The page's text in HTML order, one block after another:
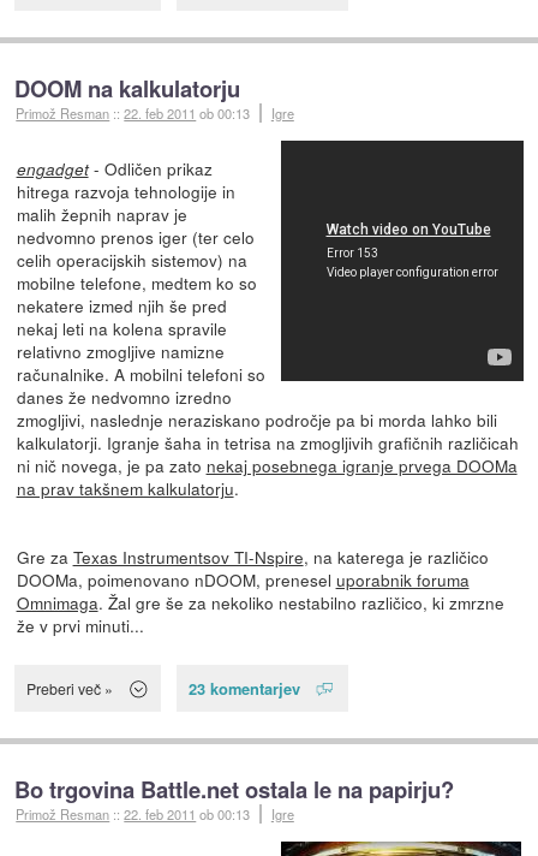
DOOM na kalkulatorju
Primož Resman ::22. feb 2011 ob 00:13 Igre
engadget- Odličen prikaz
hitrega razvoja tehnologije in
malih žepnih naprav je
nedvomno prenos iger (ter celo
celih operacijskih sistemov) na
mobilne telefone, medtem ko so
nekatere izmed njih še pred
nekaj leti na kolena spravile
relativno zmogljive namizne
računalnike. A mobilni telefoni so
danes že nedvomno izredno
zmogljivi, naslednje neraziskano področje pa bi morda lahko bili
kalkulatorji. Igranje šaha in tetrisa na zmogljivih grafičnih različicah
ni nič novega, je pa zato nekaj posebnega igranje prvega DOOMa
na prav takšnem kalkulatorju.
Gre za Texas Instrumentsov TI-Nspire, na katerega je različico
DOOMa, poimenovano nDOOM, prenesel uporabnik foruma
Omnimaga. Žal gre še za nekoliko nestabilno različico, ki zmrzne
že v prvi minuti...
Preberi več » 23 komentarjev
Bo trgovina Battle.net ostala le na papirju?
Primož Resman ::22. feb 2011 ob 00:13 Igre